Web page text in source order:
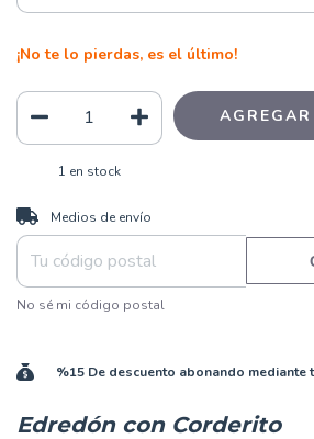
¡No te lo pierdas, es el último!
1 en stock
Entregas para el CP:
Medios de envío
No sé mi código postal
%15 De descuento abonando mediante
Edredón con Corderito